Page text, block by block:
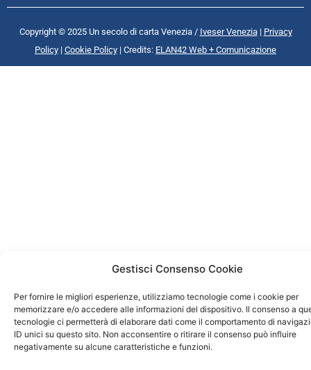
Gestisci Consenso Cookie
Per fornire le migliori esperienze, utilizziamo tecnologie come i cookie per
memorizzare e/o accedere alle informazioni del dispositivo. Il consenso a
tecnologie ci permetterà di elaborare dati come il comportamento di
ID unici su questo sito. Non acconsentire o ritirare il consenso può influire
negativamente su alcune caratteristiche e funzioni.
Copyright © 2025 Un secolo di carta Venezia / Iveser Venezia| Privacy
Policy | Cookie Policy | Credits: ELAN42 Web + Comunicazione